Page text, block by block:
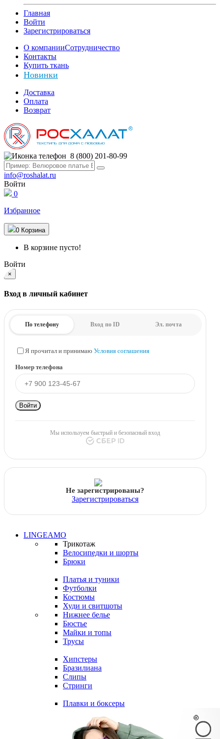
Главная
Войти
Зарегистрироваться
О компанииСотрудничество
Контакты
Купить ткань
Новинки
Доставка
Оплата
Возврат
8 (800) 201-80-99
info@roshalat.ru
Войти
0
Избранное
0 Корзина
В корзине пусто!
Войти
×
Вход в личный кабинет
По телефону Вход по ID Эл. почта
Я прочитал и принимаю Условия соглашения
Номер телефона
Войти
Мы используем быстрый и безопасный вход
Не зарегистрированы?
Зарегистрироваться
LINGEAMO
Трикотаж
Велосипедки и шорты
Брюки
Платья и туники
Футболки
Костюмы
Худи и свитшоты
Нижнее белье
Бюстье
Майки и топы
Трусы
Хипстеры
Бразилиана
Слипы
Стринги
Плавки и боксеры